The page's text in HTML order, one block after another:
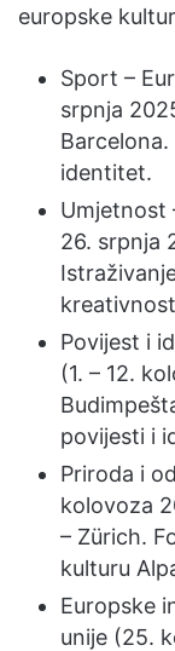
europske
Sport –
srpnja
identitet.
Umjetnost
26. srpnja
Povijest i
(1. – 12.
povijesti i
Priroda i
kolovoza
– Zürich.
kulturu
Europske
unije (25.